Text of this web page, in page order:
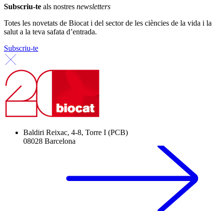
Subscriu-te als nostres newsletters
Totes les novetats de Biocat i del sector de les ciències de la vida i la
salut a la teva safata d’entrada.
Subscriu-te
Baldiri Reixac, 4-8, Torre I (PCB)
08028 Barcelona